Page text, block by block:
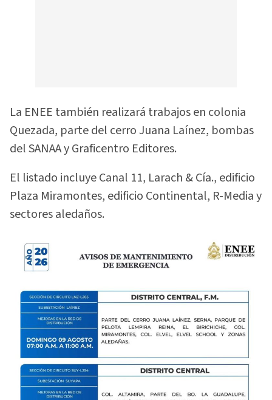
La ENEE también realizará trabajos en colonia
Quezada, parte del cerro Juana Laínez, bombas
del SANAA y Graficentro Editores.
El listado incluye Canal 11, Larach & Cía., edificio
Plaza Miramontes, edificio Continental, R-Media y
sectores aledaños.